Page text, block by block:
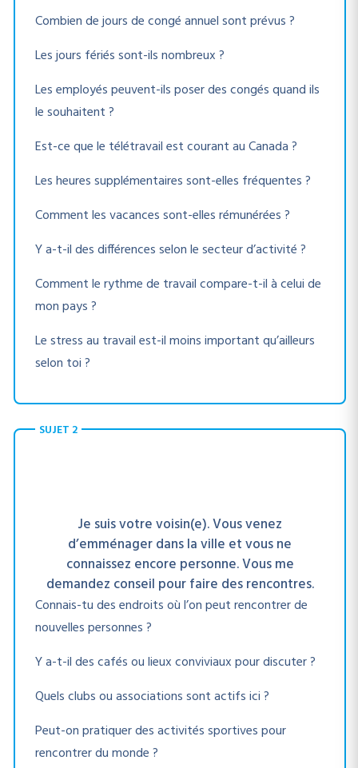
Combien de jours de congé annuel sont prévus ?
Les jours fériés sont-ils nombreux ?
Les employés peuvent-ils poser des congés quand ils
le souhaitent ?
Est-ce que le télétravail est courant au Canada ?
Les heures supplémentaires sont-elles fréquentes ?
Comment les vacances sont-elles rémunérées ?
Y a-t-il des différences selon le secteur d’activité ?
Comment le rythme de travail compare-t-il à celui de
mon pays ?
Le stress au travail est-il moins important qu’ailleurs
selon toi ?
SUJET 2
Je suis votre voisin(e). Vous venez
d’emménager dans la ville et vous ne
connaissez encore personne. Vous me
demandez conseil pour faire des rencontres.
Connais-tu des endroits où l’on peut rencontrer de
nouvelles personnes ?
Y a-t-il des cafés ou lieux conviviaux pour discuter ?
Quels clubs ou associations sont actifs ici ?
Peut-on pratiquer des activités sportives pour
rencontrer du monde ?